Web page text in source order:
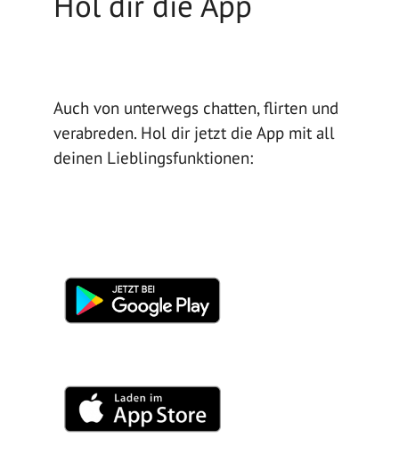
Auch von unterwegs chatten, flirten und
verabreden. Hol dir jetzt die App mit all
deinen Lieblingsfunktionen: